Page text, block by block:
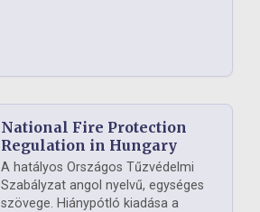
National Fire Protection
Regulation in Hungary
A hatályos Országos Tűzvédelmi
Szabályzat angol nyelvű, egységes
szövege. Hiánypótló kiadása a